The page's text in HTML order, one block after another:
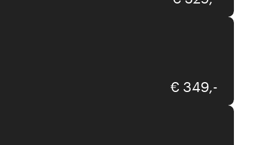
Interliving
€ 349,-
Interliving